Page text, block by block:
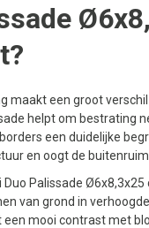
maakt een groot
helpt om bestrating
een duidelijke
en oogt de
Duo Palissade
van grond in
mooi contrast met